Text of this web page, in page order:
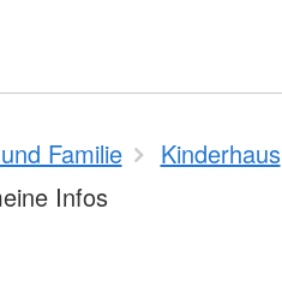
Familie
Kinderhaus
Infos